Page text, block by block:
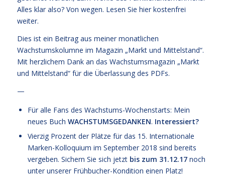
Alles klar also? Von wegen. Lesen Sie hier kostenfrei
weiter.
Dies ist ein Beitrag aus meiner monatlichen
Wachstumskolumne im Magazin „Markt und Mittelstand“.
Mit herzlichem Dank an das Wachstumsmagazin „Markt
und Mittelstand“ für die Überlassung des PDFs.
—
Für alle Fans des Wachstums-Wochenstarts: Mein
neues Buch WACHSTUMSGEDANKEN. Interessiert?
Vierzig Prozent der Plätze für das 15. Internationale
Marken-Kolloquium im September 2018 sind bereits
vergeben. Sichern Sie sich jetzt bis zum 31.12.17noch
unter unserer Frühbucher-Kondition einen Platz!